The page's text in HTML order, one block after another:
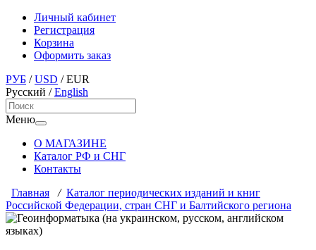
Личный кабинет
Регистрация
Корзина
Оформить заказ
РУБ /USD /EUR
Русский /English
Меню
О МАГАЗИНЕ
Каталог РФ и СНГ
Контакты
Главная
/ Каталог периодических изданий и книг
Российской Федерации, стран СНГ и Балтийского региона